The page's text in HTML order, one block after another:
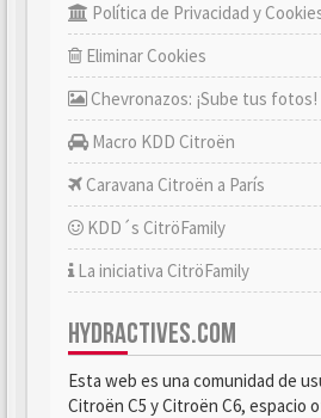
Política de Privacidad y
Eliminar Cookies
Chevronazos: ¡Sube tus fotos!
Macro KDD Citroën
Caravana Citroën a París
KDD´s CitröFamily
La iniciativa CitröFamily
HYDRACTIVES.COM
Esta web es una comunidad de
Citroën C5 y Citroën C6, espacio